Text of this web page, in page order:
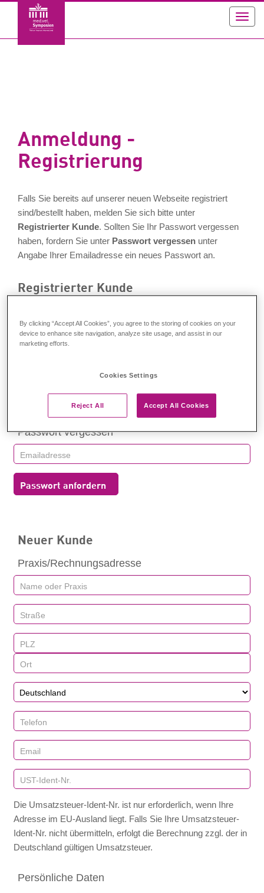
Anmeldung -
Registrierung
Falls Sie bereits auf unserer neuen Webseite registriert
sind/bestellt haben, melden Sie sich bitte unter
Registrierter Kunde. Sollten Sie Ihr Passwort vergessen
haben, fordern Sie unter Passwort vergessen unter
Angabe Ihrer Emailadresse ein neues Passwort an.
Registrierter Kunde
Anmelden
Passwort vergessen
Passwort anfordern
Neuer Kunde
Praxis/Rechnungsadresse
Die Umsatzsteuer-Ident‑Nr. ist nur erforderlich, wenn Ihre
Adresse im EU‑Ausland liegt. Falls Sie Ihre Umsatzsteuer-
Ident‑Nr. nicht übermitteln, erfolgt die Berechnung zzgl. der in
Deutschland gültigen Umsatzsteuer.
Persönliche Daten
By clicking “Accept All Cookies”, you agree to the storing of cookies on your
device to enhance site navigation, analyze site usage, and assist in our
marketing efforts.
Cookies Settings
Reject All Accept All Cookies